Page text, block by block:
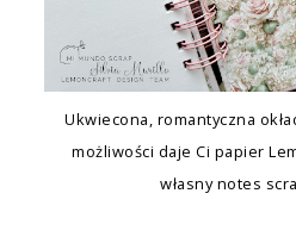
Ukwiecona, romantyczna
możliwości daje Ci papier
własny notes